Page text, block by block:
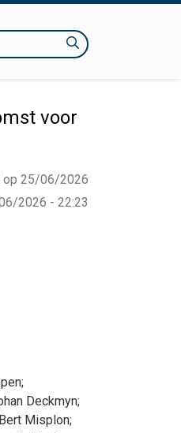
voor
op 25/06/2026
2026 - 22:23
;
Deckmyn;
Bert Misplon;